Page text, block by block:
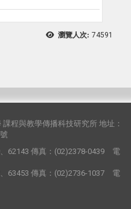
瀏覽人次: 74591
程與教學傳播科技研究所 地址：
62143 傳真：(02)2378-0439 電
63453 傳真：(02)2736-1037 電